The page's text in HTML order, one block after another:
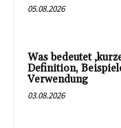
05.08.2026
Was bedeutet
Definition,
Verwendung
03.08.2026